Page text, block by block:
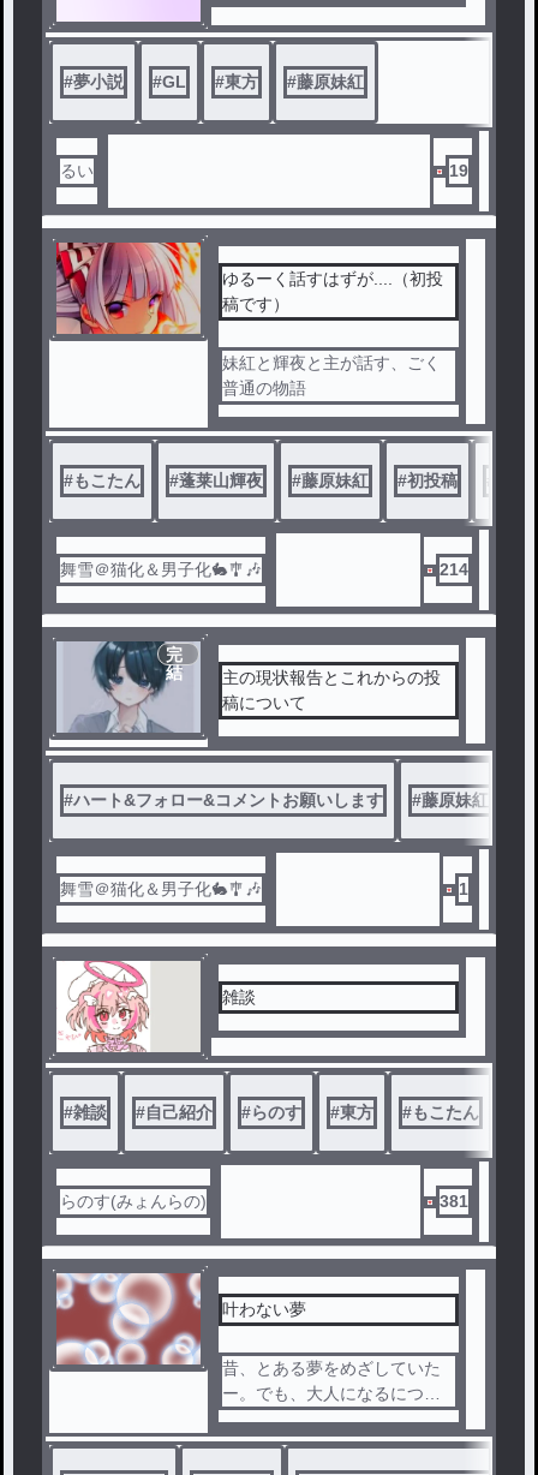
#夢小説 #GL #東方 #藤原妹紅
るい 19
ゆるーく話すはずが....（初投
稿です）
妹紅と輝夜と主が話す、ごく
普通の物語
#もこたん #蓬莱山輝夜 #藤原妹紅 #初投稿
舞雪＠猫化＆男子化🐇🎐🎶 214
完
結
主の現状報告とこれからの投
稿について
#ハート&フォロー&コメントお願いします #藤原妹紅
舞雪＠猫化＆男子化🐇🎐🎶 1
雑談
#雑談 #自己紹介 #らのす #東方 #もこたん
らのす(みょんらの) 381
叶わない夢
昔、とある夢をめざしていた
ー。でも、大人になるにつれ
て忘れていって…？それは実
は理由があっ✗？、…